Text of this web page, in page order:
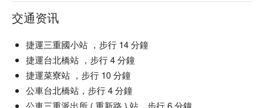
交通资讯
捷運三重國小站 ，步行 14 分鐘
捷運台北橋站 ，步行 4 分鐘
捷運菜寮站 ，步行 10 分鐘
公車台北橋站，步行 4 分鐘
公車三重派出所 ( 重新路 ) 站，步行 6 分鐘